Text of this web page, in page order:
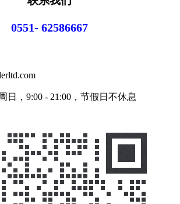
0551- 62586667
日，9:00 - 21:00，节假日不休息